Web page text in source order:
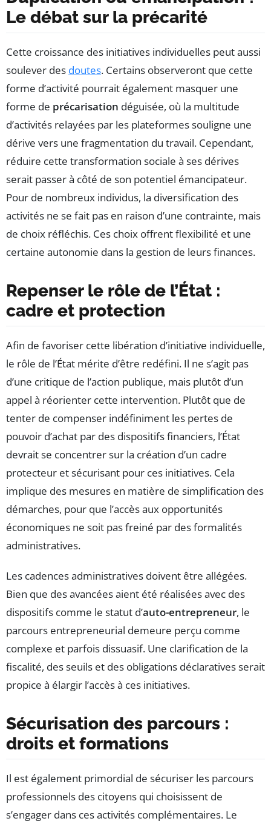
Le débat sur la précarité
Cette croissance des initiatives individuelles peut aussi
soulever des doutes. Certains observeront que cette
forme d’activité pourrait également masquer une
forme de précarisation déguisée, où la multitude
d’activités relayées par les plateformes souligne une
dérive vers une fragmentation du travail. Cependant,
réduire cette transformation sociale à ses dérives
serait passer à côté de son potentiel émancipateur.
Pour de nombreux individus, la diversification des
activités ne se fait pas en raison d’une contrainte, mais
de choix réfléchis. Ces choix offrent flexibilité et une
certaine autonomie dans la gestion de leurs finances.
Repenser le rôle de l’État :
cadre et protection
Afin de favoriser cette libération d’initiative individuelle,
le rôle de l’État mérite d’être redéfini. Il ne s’agit pas
d’une critique de l’action publique, mais plutôt d’un
appel à réorienter cette intervention. Plutôt que de
tenter de compenser indéfiniment les pertes de
pouvoir d’achat par des dispositifs financiers, l’État
devrait se concentrer sur la création d’un cadre
protecteur et sécurisant pour ces initiatives. Cela
implique des mesures en matière de simplification des
démarches, pour que l’accès aux opportunités
économiques ne soit pas freiné par des formalités
administratives.
Les cadences administratives doivent être allégées.
Bien que des avancées aient été réalisées avec des
dispositifs comme le statut d’auto-entrepreneur, le
parcours entrepreneurial demeure perçu comme
complexe et parfois dissuasif. Une clarification de la
fiscalité, des seuils et des obligations déclaratives serait
propice à élargir l’accès à ces initiatives.
Sécurisation des parcours :
droits et formations
Il est également primordial de sécuriser les parcours
professionnels des citoyens qui choisissent de
s’engager dans ces activités complémentaires. Le